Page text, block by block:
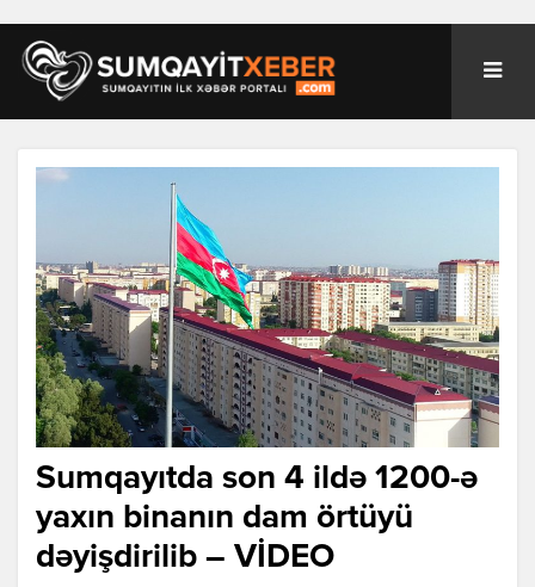
Sumqayıtda son 4 ildə 1200-ə
yaxın binanın dam örtüyü
dəyişdirilib – VİDEO